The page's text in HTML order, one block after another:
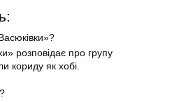
розповідає про групу
кориду як хобі.